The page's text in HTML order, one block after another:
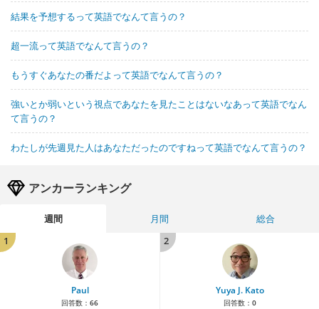
結果を予想するって英語でなんて言うの？
超一流って英語でなんて言うの？
もうすぐあなたの番だよって英語でなんて言うの？
強いとか弱いという視点であなたを見たことはないなあって英語でなん
て言うの？
わたしが先週見た人はあなただったのですねって英語でなんて言うの？
アンカーランキング
週間 月間
総合
1
Paul
回答数： 66
2
Yuya J. Kato
回答数： 0